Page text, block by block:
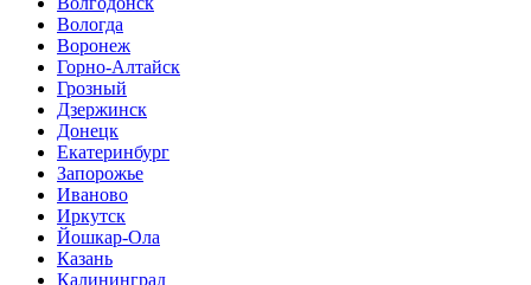
Вологда
Воронеж
Горно-Алтайск
Грозный
Дзержинск
Донецк
Екатеринбург
Запорожье
Иваново
Иркутск
Йошкар-Ола
Казань
Калининград